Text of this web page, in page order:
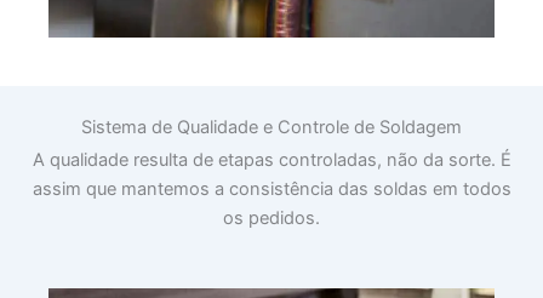
Sistema de Qualidade e Controle de Soldagem
A qualidade resulta de etapas controladas, não da sorte. É
assim que mantemos a consistência das soldas em todos
os pedidos.